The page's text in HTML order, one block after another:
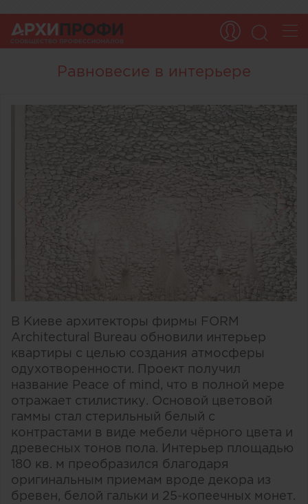
Равновесие в интерьере
В Киеве архитекторы фирмы FORM
Architectural Bureau обновили интерьер
квартиры с целью создания атмосферы
одухотворенности. Проект получил
название Peace of mind, что в полной мере
отражает стилистику. Основой цветовой
гаммы стал стерильный белый с
контрастами в виде мебели чёрного цвета и
древесных тонов пола. Интерьер площадью
180 кв. м преобразился благодаря
оригинальным приемам вроде декора из
бревен, белой гальки и 25-копеечных монет.